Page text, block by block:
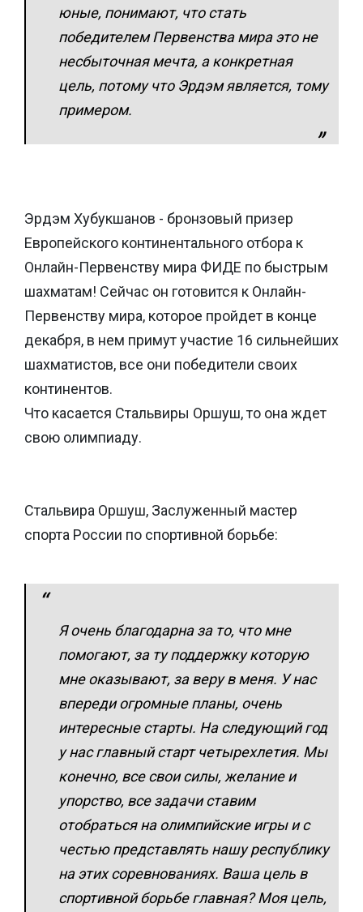
юные, понимают, что стать
победителем Первенства мира это не
несбыточная мечта, а конкретная
цель, потому что Эрдэм является, тому
примером.
Эрдэм Хубукшанов - бронзовый призер
Европейского континентального отбора к
Онлайн-Первенству мира ФИДЕ по быстрым
шахматам! Сейчас он готовится к Онлайн-
Первенству мира, которое пройдет в конце
декабря, в нем примут участие 16 сильнейших
шахматистов, все они победители своих
континентов.
Что касается Стальвиры Оршуш, то она ждет
свою олимпиаду.
Стальвира Оршуш, Заслуженный мастер
спорта России по спортивной борьбе:
Я очень благодарна за то, что мне
помогают, за ту поддержку которую
мне оказывают, за веру в меня. У нас
впереди огромные планы, очень
интересные старты. На следующий год
у нас главный старт четырехлетия. Мы
конечно, все свои силы, желание и
упорство, все задачи ставим
отобраться на олимпийские игры и с
честью представлять нашу республику
на этих соревнованиях. Ваша цель в
спортивной борьбе главная? Моя цель,